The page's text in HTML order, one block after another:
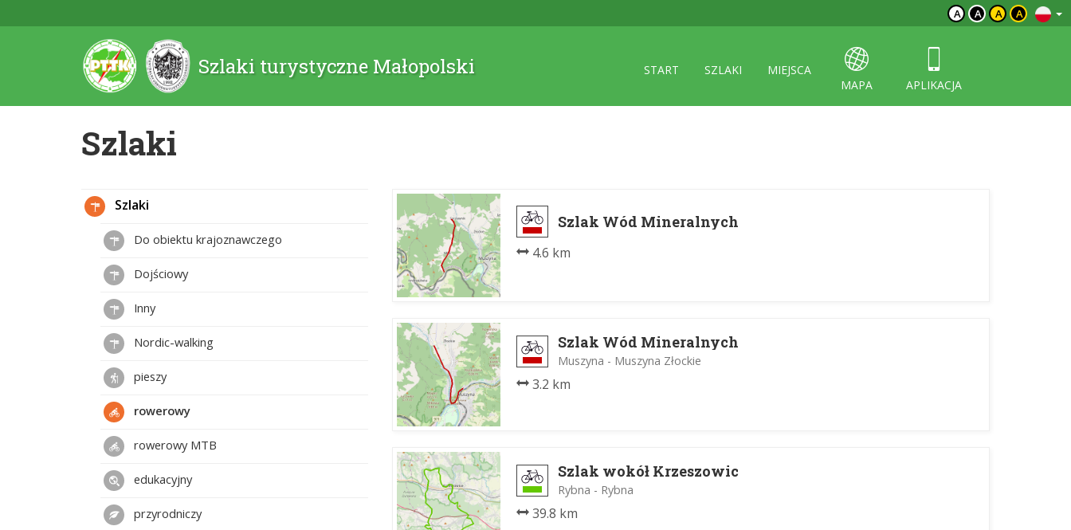
A A A A
Szlaki turystyczne Małopolski START SZLAKI
MIEJSCA
MAPA
APLIKACJA
Szlaki
Szlak Wód Mineralnych
4.6 km
Szlak Wód Mineralnych
Muszyna - Muszyna Złockie
3.2 km
Szlak wokół Krzeszowic
Rybna - Rybna
39.8 km
Szlaki
Do obiektu krajoznawczego
Dojściowy
Inny
Nordic-walking
pieszy
rowerowy
rowerowy MTB
edukacyjny
przyrodniczy